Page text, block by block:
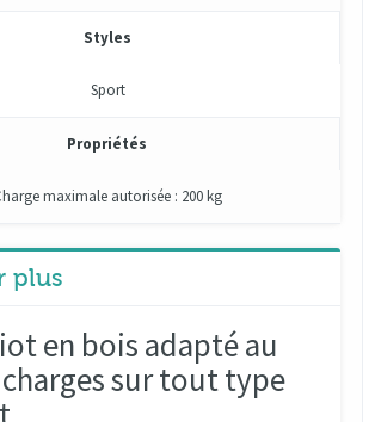
Styles
Sport
Propriétés
maximale autorisée : 200 kg
plus
en bois adapté au
sur tout type